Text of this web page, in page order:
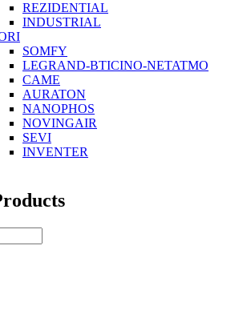
REZIDENTIAL
INDUSTRIAL
SOMFY
LEGRAND-BTICINO-NETATMO
CAME
AURATON
NANOPHOS
NOVINGAIR
SEVI
INVENTER